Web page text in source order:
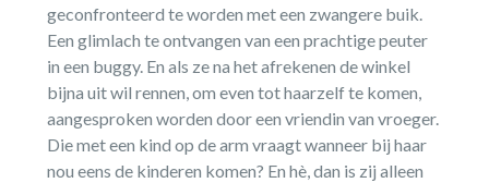
geconfronteerd te worden met een zwangere buik.
Een glimlach te ontvangen van een prachtige peuter
in een buggy. En als ze na het afrekenen de winkel
bijna uit wil rennen, om even tot haarzelf te komen,
aangesproken worden door een vriendin van vroeger.
Die met een kind op de arm vraagt wanneer bij haar
nou eens de kinderen komen? En hè, dan is zij alleen